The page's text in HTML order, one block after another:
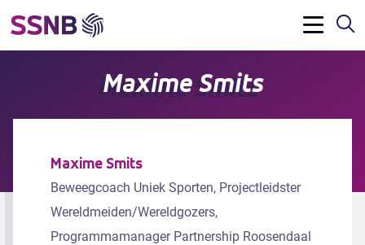
Maxime Smits
Maxime Smits
Beweegcoach Uniek Sporten, Projectleidster
Wereldmeiden/Wereldgozers,
Programmamanager Partnership Roosendaal